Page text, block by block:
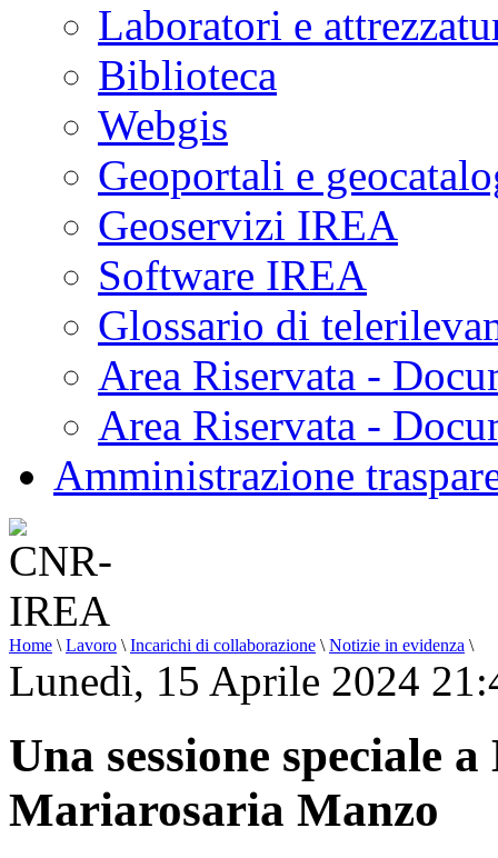
Laboratori e
Biblioteca
Webgis
Geoportali e
Geoservizi IREA
Software IREA
Glossario di
Area Riservata -
Area Riservata -
Amministrazione
Home \ Lavoro \ Incarichi di collaborazione \ Notizie in evidenza \
Lunedì, 15 Aprile 2024
Una sessione speciale
Mariarosaria Manzo